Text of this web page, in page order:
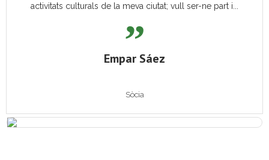
activitats culturals de la meva ciutat; vull ser-ne part i...
Empar Sáez
Sòcia